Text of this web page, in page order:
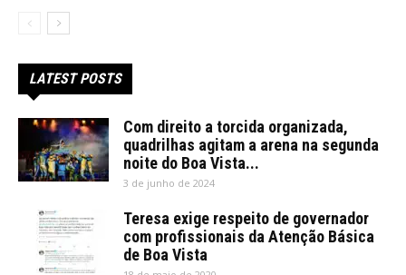
LATEST POSTS
Com direito a torcida organizada,
quadrilhas agitam a arena na segunda
noite do Boa Vista...
3 de junho de 2024
Teresa exige respeito de governador
com profissionais da Atenção Básica
de Boa Vista